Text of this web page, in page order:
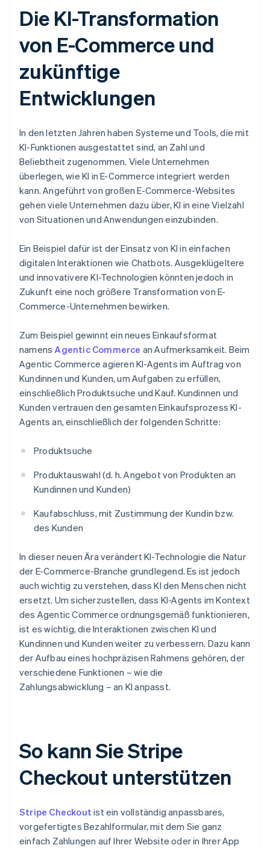
Die KI-Transformation
von E-Commerce und
zukünftige
Entwicklungen
In den letzten Jahren haben Systeme und Tools, die mit
KI-Funktionen ausgestattet sind, an Zahl und
Beliebtheit zugenommen. Viele Unternehmen
überlegen, wie KI in E-Commerce integriert werden
kann. Angeführt von großen E-Commerce-Websites
gehen viele Unternehmen dazu über, KI in eine Vielzahl
von Situationen und Anwendungen einzubinden.
Ein Beispiel dafür ist der Einsatz von KI in einfachen
digitalen Interaktionen wie Chatbots. Ausgeklügeltere
und innovativere KI-Technologien könnten jedoch in
Zukunft eine noch größere Transformation von E-
Commerce-Unternehmen bewirken.
Zum Beispiel gewinnt ein neues Einkaufsformat
namensAgentic Commerce an Aufmerksamkeit. Beim
Agentic Commerce agieren KI-Agents im Auftrag von
Kundinnen und Kunden, um Aufgaben zu erfüllen,
einschließlich Produktsuche und Kauf. Kundinnen und
Kunden vertrauen den gesamten Einkaufsprozess KI-
Agents an, einschließlich der folgenden Schritte:
Produktsuche
Produktauswahl (d. h. Angebot von Produkten an
Kundinnen und Kunden)
Kaufabschluss, mit Zustimmung der Kundin bzw.
des Kunden
In dieser neuen Ära verändert KI-Technologie die Natur
der E-Commerce-Branche grundlegend. Es ist jedoch
auch wichtig zu verstehen, dass KI den Menschen nicht
ersetzt. Um sicherzustellen, dass KI-Agents im Kontext
des Agentic Commerce ordnungsgemäß funktionieren,
ist es wichtig, die Interaktionen zwischen KI und
Kundinnen und Kunden weiter zu verbessern. Dazu kann
der Aufbau eines hochpräzisen Rahmens gehören, der
verschiedene Funktionen – wie die
Zahlungsabwicklung – an KI anpasst.
So kann Sie Stripe
Checkout unterstützen
Stripe Checkout ist ein vollständig anpassbares,
vorgefertigtes Bezahlformular, mit dem Sie ganz
einfach Zahlungen auf Ihrer Website oder in Ihrer App